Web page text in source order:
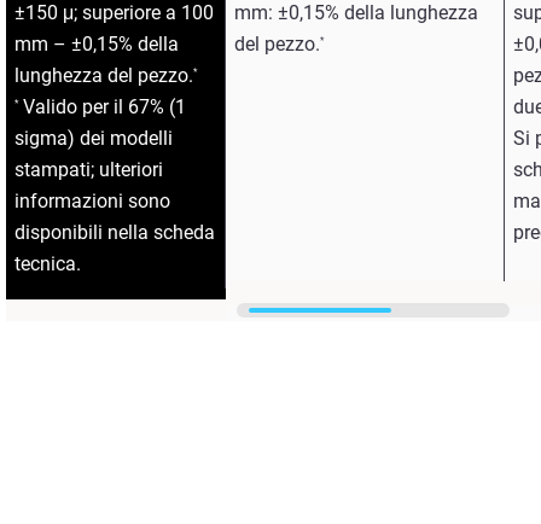
±150 μ; superiore a 100
mm – ±0,15% della
lunghezza del pezzo.*
*Valido per il 67% (1
sigma) dei modelli
stampati; ulteriori
informazioni sono
disponibili nella scheda
tecnica.
mm: ±0,15% della lunghezza
del pezzo.*
Si